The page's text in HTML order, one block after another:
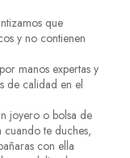
que
y no contienen
manos expertas y
de calidad en el
joyero o bolsa de
cuando te duches,
con ella